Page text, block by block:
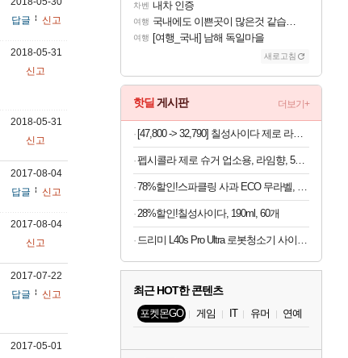
답글
신고
2018-05-31
신고
2018-05-31
신고
2017-08-04
답글
신고
2017-08-04
신고
2017-07-22
답글
신고
2017-05-01
차벤 내차 인증
여행 국내에도 이쁜곳이 많은것 같습니다
여행 [여행_국내] 남해 독일마을
새로고침
핫딜 게시판 더보기+
[47,800 -> 32,790] 칠성사이다 제로 라임 355ml x 48개
펩시콜라 제로 슈거 업소용, 라임향, 500ml, 20개
78%할인!스파클링 사과 ECO 무라벨, 500ml 20개
28%할인!칠성사이다, 190ml, 60개
드리미 L40s Pro Ultra 로봇청소기 사이드 브러시 엉킴 방지 온수세척 열풍건조
최근 HOT한 콘텐츠
포켓몬GO 게임 IT 유머 연예